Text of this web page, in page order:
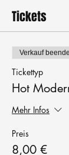
Tickets
Verkauf
Tickettyp
Hot
Mehr Infos
Preis
8,00 €